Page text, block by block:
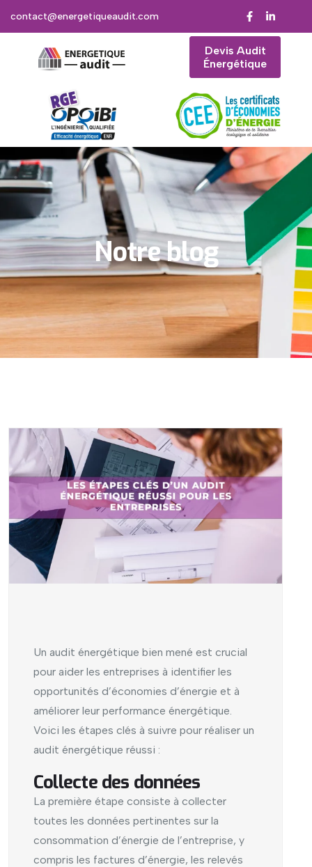
contact@energetiqueaudit.com
Devis Audit
Énergétique
Notre blog
Un audit énergétique bien mené est crucial
pour aider les entreprises à identifier les
opportunités d’économies d’énergie et à
améliorer leur performance énergétique.
Voici les étapes clés à suivre pour réaliser un
audit énergétique réussi :
Collecte des données
La première étape consiste à collecter
toutes les données pertinentes sur la
consommation d’énergie de l’entreprise, y
compris les factures d’énergie, les relevés